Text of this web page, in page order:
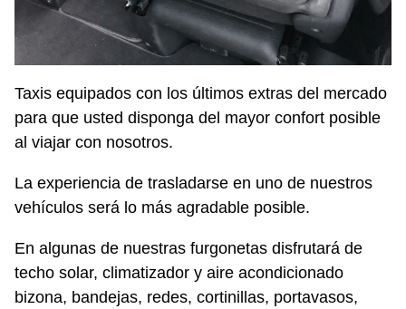
Taxis equipados con los últimos extras del mercado
para que usted disponga del mayor confort posible
al viajar con nosotros.
La experiencia de trasladarse en uno de nuestros
vehículos será lo más agradable posible.
En algunas de nuestras furgonetas disfrutará de
techo solar, climatizador y aire acondicionado
bizona, bandejas, redes, cortinillas, portavasos,